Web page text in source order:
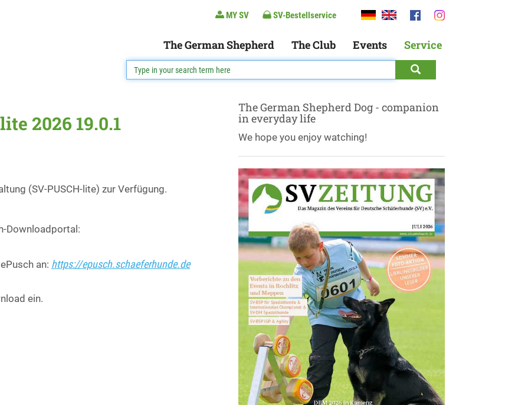
MY SV SV-Bestellservice
The German Shepherd The Club Events Service
2026 19.0.1
(SV-PUSCH-lite) zur Verfügung.
Downloadportal:
an: https://epusch.schaeferhunde.de
ein.
The German Shepherd Dog - companion
in everyday life
We hope you enjoy watching!